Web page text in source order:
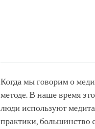
Когда мы говорим о
методе. В наше время
люди используют
практики, большинство